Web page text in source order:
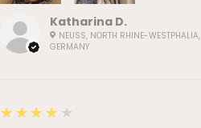
Katharina D.
NEUSS, NORTH RHINE-WESTPHALIA,
GERMANY
4
★★★★★